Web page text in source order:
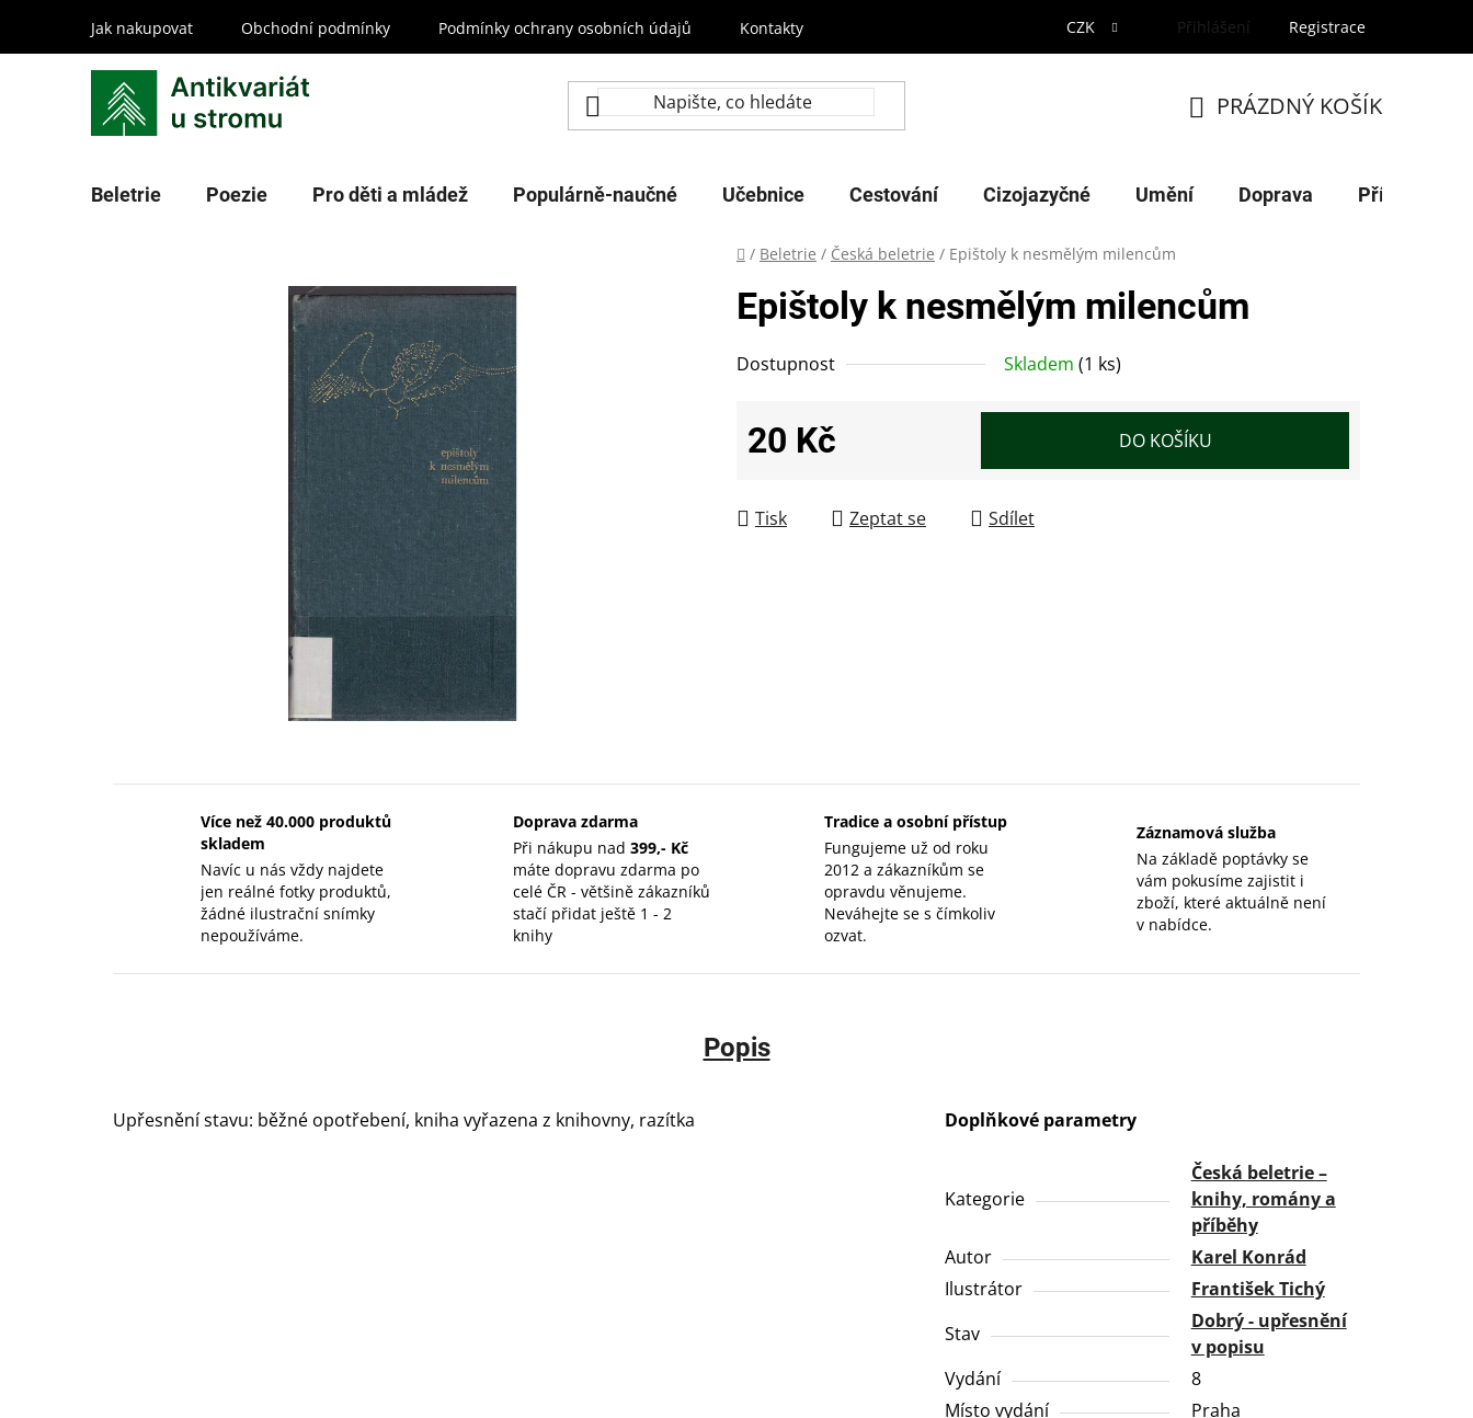
obsah
Jak nakupovat Obchodní podmínky Podmínky ochrany osobních údajů Kontakty CZK Přihlášení Registrace
KOŠÍK
PRÁZDNÝ KOŠÍK
Beletrie Poezie Pro děti a mládež Populárně-naučné Učebnice Cestování Cizojazyčné Umění Doprava Příroda
Domů
/ Beletrie / Česká beletrie / Epištoly k nesmělým milencům
Epištoly k nesmělým milencům
Dostupnost Skladem (1 ks)
20 Kč DO KOŠÍKU
Tisk Zeptat se Sdílet
Více než 40.000 produktů
skladem
Navíc u nás vždy najdete
jen reálné fotky produktů,
žádné ilustrační snímky
nepoužíváme.
Doprava zdarma
Při nákupu nad 399,- Kč
máte dopravu zdarma po
celé ČR - většině zákazníků
stačí přidat ještě 1 - 2
knihy
Tradice a osobní přístup
Fungujeme už od roku
2012 a zákazníkům se
opravdu věnujeme.
Neváhejte se s čímkoliv
ozvat.
Záznamová služba
Na základě poptávky se
vám pokusíme zajistit i
zboží, které aktuálně není
v nabídce.
Popis
Upřesnění stavu: běžné opotřebení, kniha vyřazena z knihovny, razítka Doplňkové parametry
Kategorie
Česká beletrie –
knihy, romány a
příběhy
Autor
Karel Konrád
Ilustrátor
František Tichý
Stav
Dobrý - upřesnění
v popisu
Vydání
8
Místo vydání
Praha